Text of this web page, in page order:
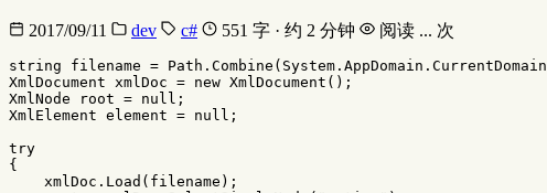
2017/09/11 dev c# 551 字 · 约 2 分钟 阅读 ... 次
string filename = Path . Combine ( System . AppDomain . CurrentDomain
XmlDocument
xmlDoc = new XmlDocument ();
XmlNode
root = null ;
XmlElement element = null ;
try
{
xmlDoc . Load ( filename );